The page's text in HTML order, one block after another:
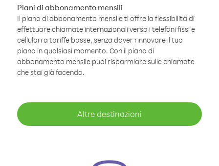
Piani di abbonamento mensili
Il piano di abbonamento mensile ti offre la flessibilità di
effettuare chiamate internazionali verso i telefoni fissi e
cellulari a tariffe basse, senza dover rinnovare il tuo
piano in qualsiasi momento. Con il piano di
abbonamento mensile puoi risparmiare sulle chiamate
che stai già facendo.
Altre destinazioni